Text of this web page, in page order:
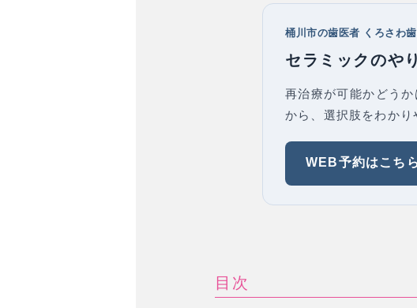
桶川市の歯医者 くろさわ
セラミックのや
再治療が可能かどう
から、選択肢をわかり
WEB予約はこちら
目次